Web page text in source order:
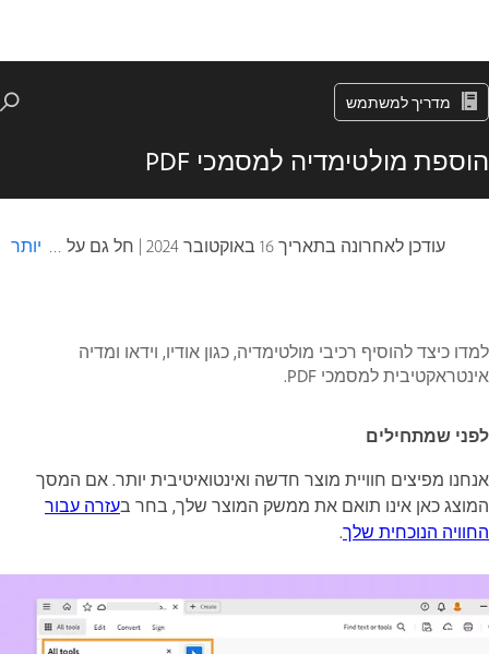
מדריך למשתמש
הוספת מולטימדיה למסמכי PDF
עודכן לאחרונה בתאריך 16 באוקטובר 2024 | חל גם על Adobe Acrobat 2017, Adobe Acrobat 2020 יותר
למדו כיצד להוסיף רכיבי מולטימדיה, כגון אודיו, וידאו ומדיה
אינטראקטיבית למסמכי PDF.
לפני שמתחילים
אנחנו מפיצים חוויית מוצר חדשה ואינטואיטיבית יותר. אם המסך
המוצג כאן אינו תואם את ממשק המוצר שלך, בחר בעזרה עבור
החוויה הנוכחית שלך.